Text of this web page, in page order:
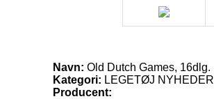
Navn: Old Dutch Games, 16dlg.
Kategori: LEGETØJ NYHEDER
Producent: